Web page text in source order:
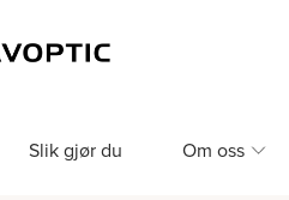
Slik gjør du Om oss